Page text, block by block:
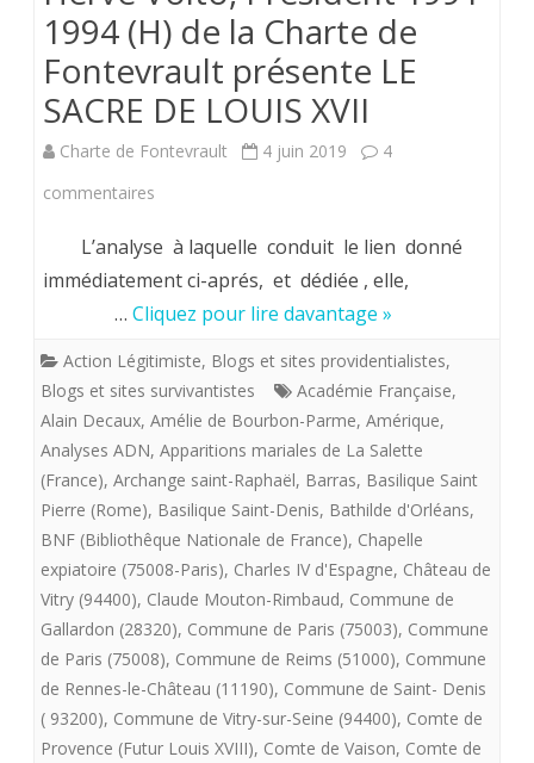
1994 (H) de la Charte de
Fontevrault présente LE
SACRE DE LOUIS XVII
Charte de Fontevrault 4 juin 2019
4
commentaires
Volto,
Président
1991-
1994
(H)
de
Charte
de
Fontevrault
présente
L’analyse à laquelle conduit le lien donné
immédiatement ci-aprés, et dédiée , elle,
… Cliquez pour lire davantage »
Action Légitimiste, Blogs et sites providentialistes,
Blogs et sites survivantistes
Académie Française,
Alain Decaux, Amélie de Bourbon-Parme, Amérique,
Analyses ADN, Apparitions mariales de La Salette
(France), Archange saint-Raphaël, Barras, Basilique Saint
Pierre (Rome), Basilique Saint-Denis, Bathilde d'Orléans,
BNF (Bibliothêque Nationale de France), Chapelle
expiatoire (75008-Paris), Charles IV d'Espagne, Château de
Vitry (94400), Claude Mouton-Rimbaud, Commune de
Gallardon (28320), Commune de Paris (75003), Commune
de Paris (75008), Commune de Reims (51000), Commune
de Rennes-le-Château (11190), Commune de Saint- Denis
( 93200), Commune de Vitry-sur-Seine (94400), Comte de
Provence (Futur Louis XVIII), Comte de Vaison, Comte de